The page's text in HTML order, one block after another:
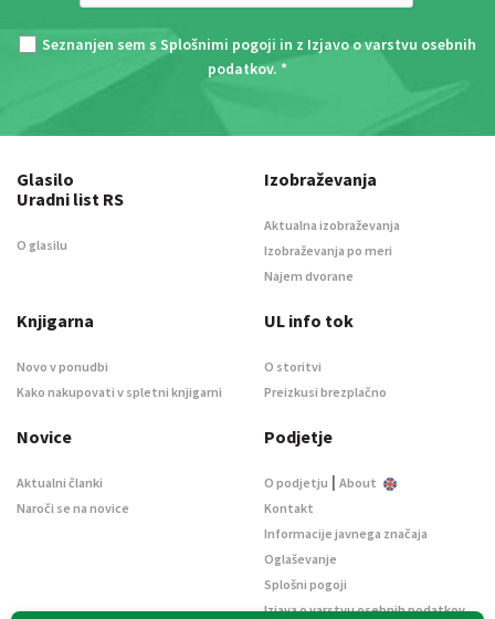
Seznanjen sem s Splošnimi pogoji in z Izjavo o varstvu osebnih
podatkov. *
Glasilo
Uradni list RS
O glasilu
Izobraževanja
Aktualna izobraževanja
Izobraževanja po meri
Najem dvorane
Knjigarna
Novo v ponudbi
Kako nakupovati v spletni knjigarni
UL info tok
O storitvi
Preizkusi brezplačno
Novice
Aktualni članki
Naroči se na novice
Podjetje
O podjetju | About
Kontakt
Informacije javnega značaja
Oglaševanje
Splošni pogoji
Izjava o varstvu osebnih podatkov